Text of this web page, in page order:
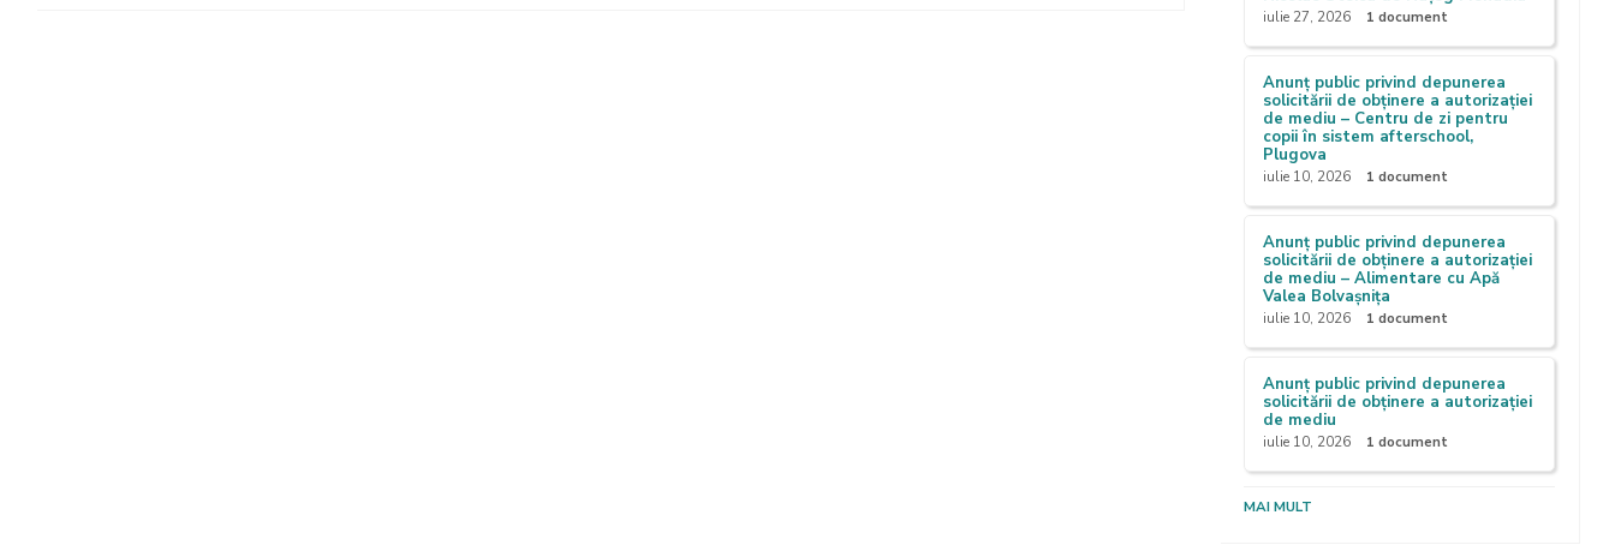
iulie 27, 2026 1 document
Anunț public privind depunerea
solicitării de obținere a autorizației
de mediu – Centru de zi pentru
copii în sistem afterschool,
Plugova
iulie 10, 2026 1 document
Anunț public privind depunerea
solicitării de obținere a autorizației
de mediu – Alimentare cu Apă
Valea Bolvașnița
iulie 10, 2026 1 document
Anunț public privind depunerea
solicitării de obținere a autorizației
de mediu
iulie 10, 2026 1 document
MAI MULT